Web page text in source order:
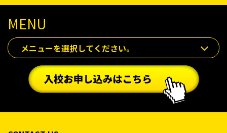
MENU
メニューを選択してください。